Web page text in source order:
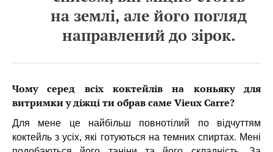
на землі, але його погляд
направлений до зірок.
Чому серед всіх коктейлів на коньяку для
витримки у діжці ти обрав саме Vieux Carre?
Для мене це найбільш повнотілий по відчуттям
коктейль з усіх, які готуються на темних спиртах. Мені